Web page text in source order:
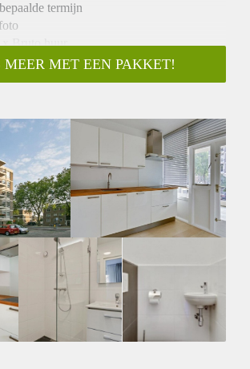
termijn
x Bruto huur
Ja
Afhankelijk van de Eigenaar
Nee
Afhankelijk van de Eigenaar
MEER MET EEN PAKKET!